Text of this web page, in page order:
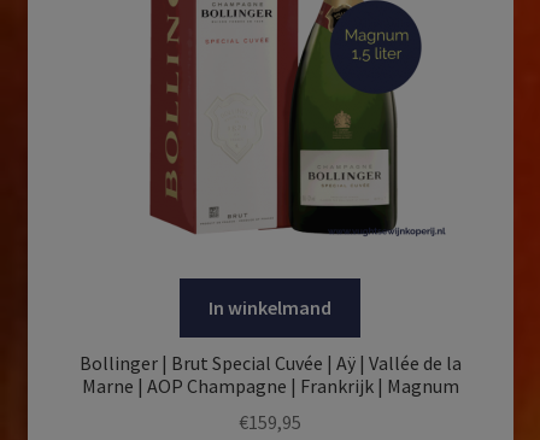
In winkelmand
Bollinger | Brut Special Cuvée | Aÿ | Vallée de la
Marne | AOP Champagne | Frankrijk | Magnum
€159,95